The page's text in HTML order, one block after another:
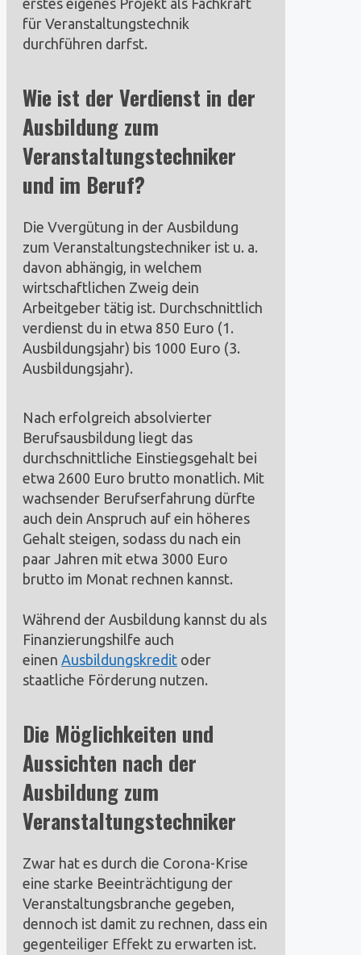
erstes eigenes Projekt als Fachkraft
für Veranstaltungstechnik
durchführen darfst.
Wie ist der Verdienst in der
Ausbildung zum
Veranstaltungstechniker
und im Beruf?
Die Vvergütung in der Ausbildung
zum Veranstaltungstechniker ist u. a.
davon abhängig, in welchem
wirtschaftlichen Zweig dein
Arbeitgeber tätig ist. Durchschnittlich
verdienst du in etwa 850 Euro (1.
Ausbildungsjahr) bis 1000 Euro (3.
Ausbildungsjahr).
Nach erfolgreich absolvierter
Berufsausbildung liegt das
durchschnittliche Einstiegsgehalt bei
etwa 2600 Euro brutto monatlich. Mit
wachsender Berufserfahrung dürfte
auch dein Anspruch auf ein höheres
Gehalt steigen, sodass du nach ein
paar Jahren mit etwa 3000 Euro
brutto im Monat rechnen kannst.
Während der Ausbildung kannst du als
Finanzierungshilfe auch
einen Ausbildungskredit oder
staatliche Förderung nutzen.
Die Möglichkeiten und
Aussichten nach der
Ausbildung zum
Veranstaltungstechniker
Zwar hat es durch die Corona-Krise
eine starke Beeinträchtigung der
Veranstaltungsbranche gegeben,
dennoch ist damit zu rechnen, dass ein
gegenteiliger Effekt zu erwarten ist.